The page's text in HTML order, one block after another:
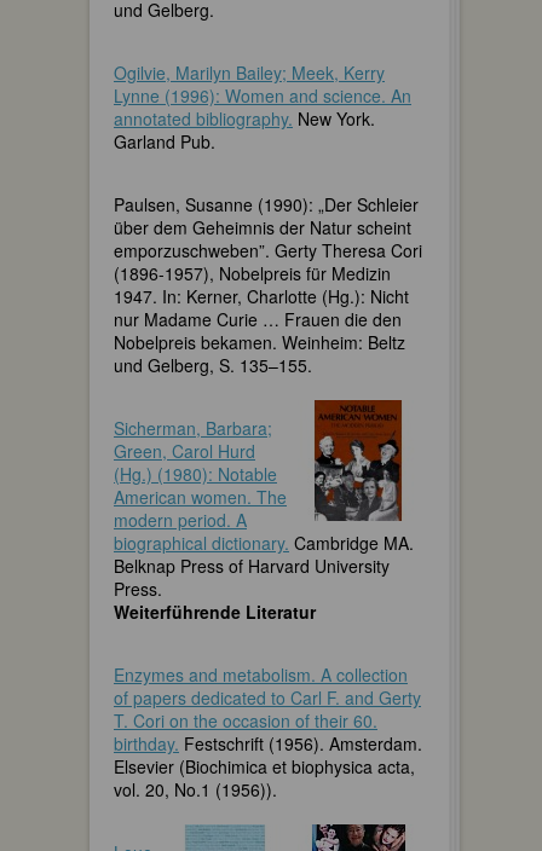
und Gelberg.
Ogilvie, Marilyn Bailey; Meek, Kerry
Lynne (1996): Women and science. An
annotated bibliography. New York.
Garland Pub.
Paulsen, Susanne (1990): „Der Schleier
über dem Geheimnis der Natur scheint
emporzuschweben”. Gerty Theresa Cori
(1896-1957), Nobelpreis für Medizin
1947. In: Kerner, Charlotte (Hg.): Nicht
nur Madame Curie … Frauen die den
Nobelpreis bekamen. Weinheim: Beltz
und Gelberg, S. 135–155.
Sicherman, Barbara;
Green, Carol Hurd
(Hg.) (1980): Notable
American women. The
modern period. A
biographical dictionary. Cambridge MA.
Belknap Press of Harvard University
Press.
Weiterführende Literatur
Enzymes and metabolism. A collection
of papers dedicated to Carl F. and Gerty
T. Cori on the occasion of their 60.
birthday. Festschrift (1956). Amsterdam.
Elsevier (Biochimica et biophysica acta,
vol. 20, No.1 (1956)).